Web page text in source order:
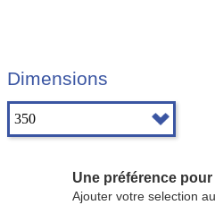
Dimensions
Une préférence
Ajouter votre selection